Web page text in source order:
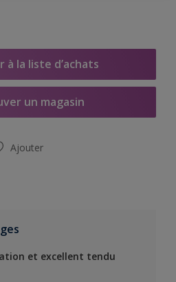
à la liste d’achats
un magasin
Ajouter
et excellent tendu